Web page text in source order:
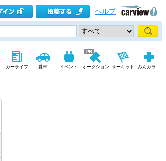
ヘルプ
カーライフ 愛車 イベント オークション サーキット みんカラ＋